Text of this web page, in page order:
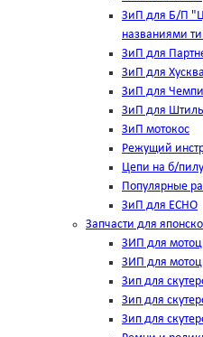
ЗиП для Б/П
названиями
ЗиП для
ЗиП для
ЗиП для
ЗиП для Штиль
ЗиП мотокос
Режущий
Цепи на б/пилу
Популярные
ЗиП для ЕСНО
Запчасти для
ЗИП для
ЗИП для
Зип для
Зип для
Зип для